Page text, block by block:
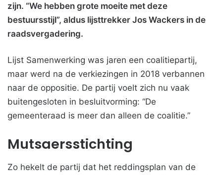
zijn. “We hebben grote moeite met deze
bestuursstijl”, aldus lijsttrekker Jos Wackers in de
raadsvergadering.
Lijst Samenwerking was jaren een coalitiepartij,
maar werd na de verkiezingen in 2018 verbannen
naar de oppositie. De partij voelt zich nu vaak
buitengesloten in besluitvorming: “De
gemeenteraad is meer dan alleen de coalitie.”
Mutsaersstichting
Zo hekelt de partij dat het reddingsplan van de